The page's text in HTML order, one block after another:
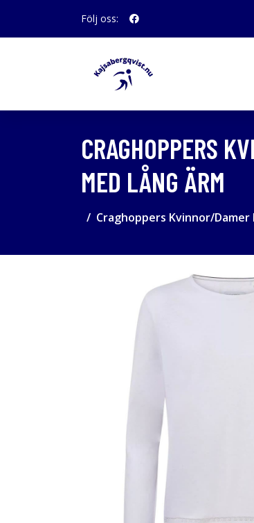
Följ oss:
CRAGHOPPERS
MED LÅNG ÄRM
Craghoppers Kvinnor/